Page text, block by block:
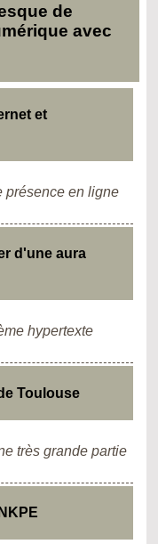
de
avec
et
présence en ligne
d'une aura
hypertexte
Toulouse
très grande partie